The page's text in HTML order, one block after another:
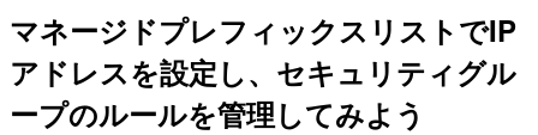
マネージドプレフィックスリストでIP
アドレスを設定し、セキュリティグル
ープのルールを管理してみよう